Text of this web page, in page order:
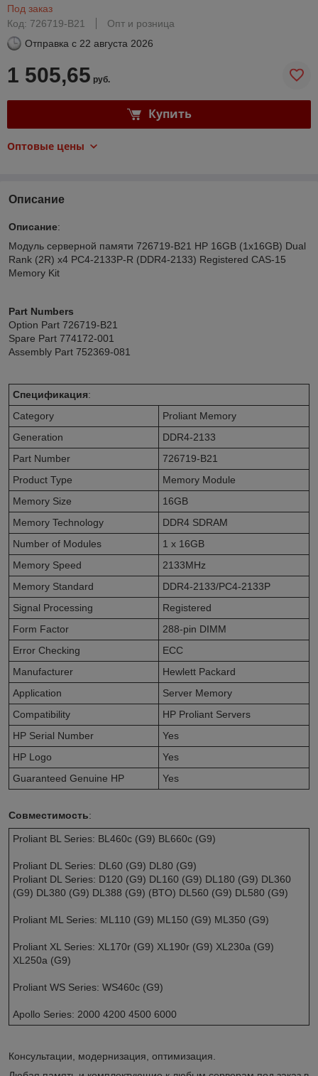
Под заказ
Код: 726719-B21
Опт и розница
Отправка с 22 августа 2026
1 505,65 руб.
Купить
Оптовые цены
Описание
Описание:
Модуль серверной памяти 726719-B21 HP 16GB (1x16GB) Dual
Rank (2R) x4 PC4-2133P-R (DDR4-2133) Registered CAS-15
Memory Kit
Part Numbers
Option Part 726719-B21
Spare Part 774172-001
Assembly Part 752369-081
Спецификация:
Category
Proliant Memory
Generation
DDR4-2133
Part Number
726719-B21
Product Type
Memory Module
Memory Size
16GB
Memory Technology
DDR4 SDRAM
Number of Modules
1 x 16GB
Memory Speed
2133MHz
Memory Standard
DDR4-2133/PC4-2133P
Signal Processing
Registered
Form Factor
288-pin DIMM
Error Checking
ECC
Manufacturer
Hewlett Packard
Application
Server Memory
Compatibility
HP Proliant Servers
HP Serial Number
Yes
HP Logo
Yes
Guaranteed Genuine HP
Yes
Совместимость:
Proliant BL Series: BL460c (G9) BL660c (G9)
Proliant DL Series: DL60 (G9) DL80 (G9)
Proliant DL Series: D120 (G9) DL160 (G9) DL180 (G9) DL360
(G9) DL380 (G9) DL388 (G9) (BTO) DL560 (G9) DL580 (G9)
Proliant ML Series: ML110 (G9) ML150 (G9) ML350 (G9)
Proliant XL Series: XL170r (G9) XL190r (G9) XL230a (G9)
XL250a (G9)
Proliant WS Series: WS460c (G9)
Apollo Series: 2000 4200 4500 6000
Консультации, модернизация, оптимизация.